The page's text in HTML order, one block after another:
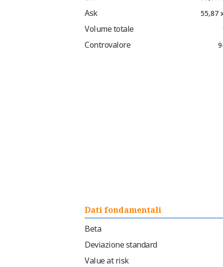
Ask 55,87
Volume totale
Controvalore
Dati fondamentali
Beta
Deviazione standard
Value at risk